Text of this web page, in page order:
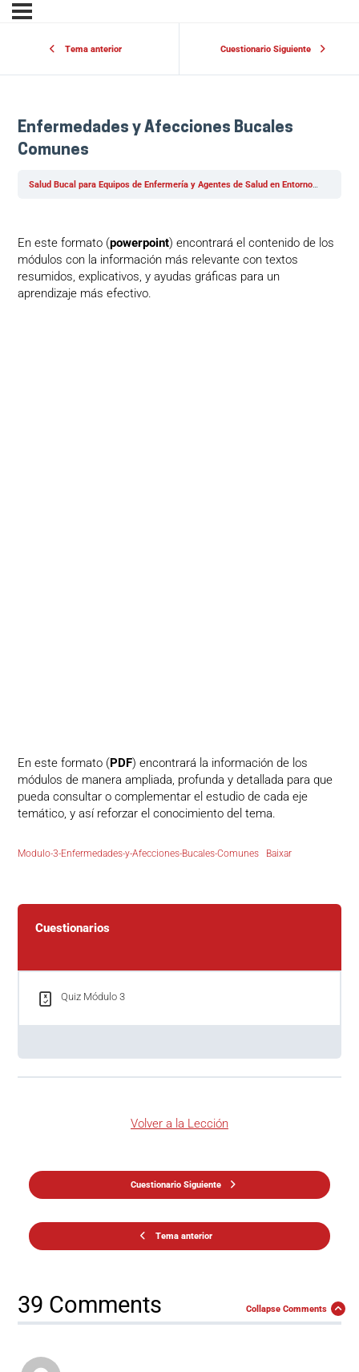
Tema anterior Cuestionario Siguiente
Enfermedades y Afecciones Bucales
Comunes
Salud Bucal para Equipos de Enfermería y Agentes de Salud en Entornos Hospitalarios y Comunitarios
En este formato (powerpoint) encontrará el contenido de los
módulos con la información más relevante con textos
resumidos, explicativos, y ayudas gráficas para un
aprendizaje más efectivo.
En este formato (PDF) encontrará la información de los
módulos de manera ampliada, profunda y detallada para que
pueda consultar o complementar el estudio de cada eje
temático, y así reforzar el conocimiento del tema.
Modulo-3-Enfermedades-y-Afecciones-Bucales-Comunes Baixar
Cuestionarios
Quiz Módulo 3
Tema anterior
Volver a la Lección
Cuestionario Siguiente
39 Comments Collapse Comments